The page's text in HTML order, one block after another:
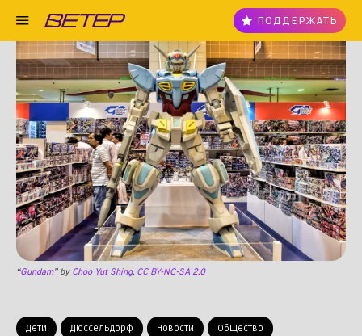
ПОДДЕРЖАТЬ
Дети Дюссельдорф Новости Общество
“Gundam” by Choo Yut Shing, CC BY-NC-SA 2.0